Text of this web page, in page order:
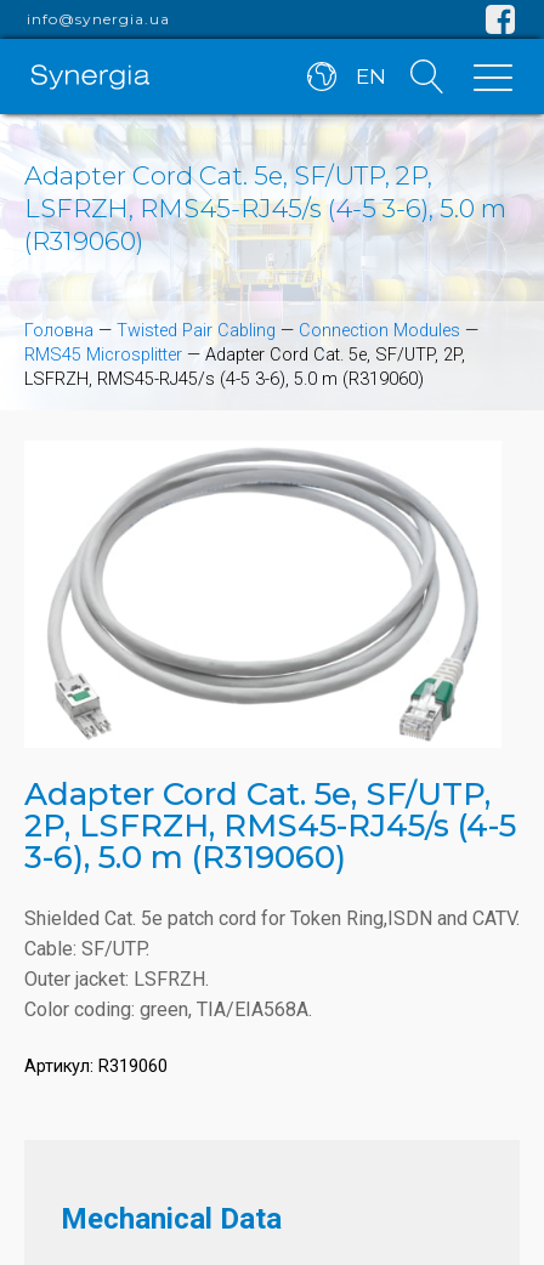
info@synergia.ua
EN
Adapter Cord Cat. 5e, SF/UTP, 2P,
LSFRZH, RMS45-RJ45/s (4-5 3-6), 5.0 m
(R319060)
Головна — Twisted Pair Cabling — Connection Modules —
RMS45 Microsplitter — Adapter Cord Cat. 5e, SF/UTP, 2P,
LSFRZH, RMS45-RJ45/s (4-5 3-6), 5.0 m (R319060)
Adapter Cord Cat. 5e, SF/UTP,
2P, LSFRZH, RMS45-RJ45/s (4-5
3-6), 5.0 m (R319060)
Shielded Cat. 5e patch cord for Token Ring,ISDN and CATV.
Cable: SF/UTP.
Outer jacket: LSFRZH.
Color coding: green, TIA/EIA568A.
Артикул: R319060
Mechanical Data